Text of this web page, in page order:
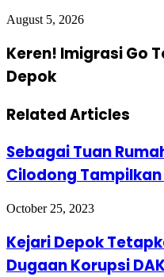
August 5, 2026
Keren! Imigrasi Go
Depok
Related Articles
Sebagai Tuan
Cilodong
October 25, 2023
Kejari Depok
Dugaan Korupsi